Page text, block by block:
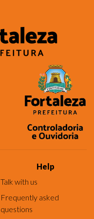
Help
Talk with us
Frequently asked
questions